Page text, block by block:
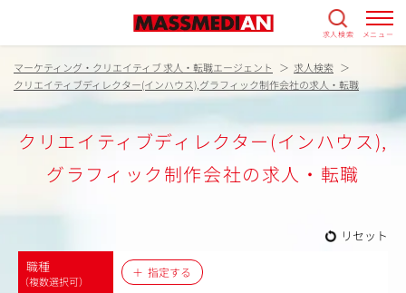
求人検索 メニュー
マーケティング・クリエイティブ 求人・転職エージェント
求人検索
クリエイティブディレクター(インハウス),グラフィック制作会社の求人・転職
クリエイティブディレクター(インハウス),
グラフィック制作会社の求人・転職
リセット
職種
（複数選択可）
指定する